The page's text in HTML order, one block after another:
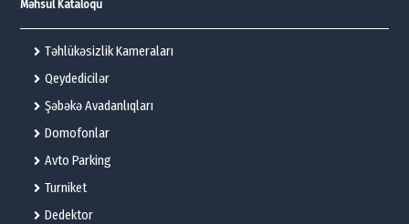
Məhsul Kataloqu
Təhlükəsizlik Kameraları
Qeydedicilər
Şəbəkə Avadanlıqları
Domofonlar
Avto Parking
Turniket
Dedektor